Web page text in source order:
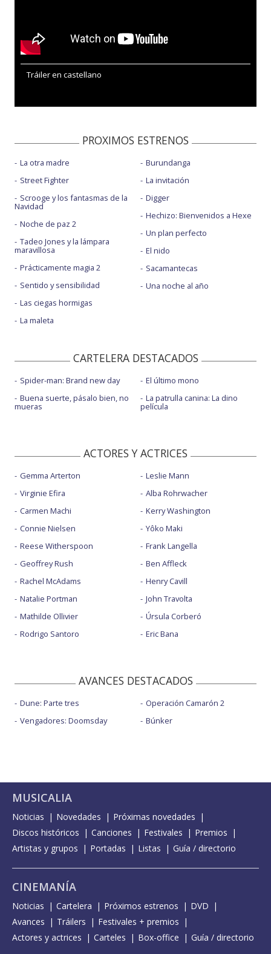
Tráiler en castellano
PROXIMOS ESTRENOS
La otra madre
Street Fighter
Scrooge y los fantasmas de la
Navidad
Noche de paz 2
Tadeo Jones y la lámpara
maravillosa
Prácticamente magia 2
Sentido y sensibilidad
Las ciegas hormigas
La maleta
Burundanga
La invitación
Digger
Hechizo: Bienvenidos a Hexe
Un plan perfecto
El nido
Sacamantecas
Una noche al año
CARTELERA DESTACADOS
Spider-man: Brand new day
Buena suerte, pásalo bien, no
mueras
El último mono
La patrulla canina: La dino
película
ACTORES Y ACTRICES
Gemma Arterton
Virginie Efira
Carmen Machi
Connie Nielsen
Reese Witherspoon
Geoffrey Rush
Rachel McAdams
Natalie Portman
Mathilde Ollivier
Rodrigo Santoro
Leslie Mann
Alba Rohrwacher
Kerry Washington
Yôko Maki
Frank Langella
Ben Affleck
Henry Cavill
John Travolta
Úrsula Corberó
Eric Bana
AVANCES DESTACADOS
Dune: Parte tres
Vengadores: Doomsday
Operación Camarón 2
Búnker
MUSICALIA
Noticias Novedades
Próximas novedades
Discos históricos
Canciones Festivales
Premios
Artistas y grupos
Portadas Listas Guía / directorio
CINEMANÍA
Noticias Cartelera Próximos estrenos
DVD
Avances
Tráilers
Festivales + premios
Actores y actrices
Carteles Box-office Guía / directorio